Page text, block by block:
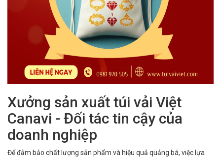
Xưởng sản xuất túi vải Việt
Canavi - Đối tác tin cậy của
doanh nghiệp
Để đảm bảo chất lượng sản phẩm và hiệu quả quảng bá, việc lựa